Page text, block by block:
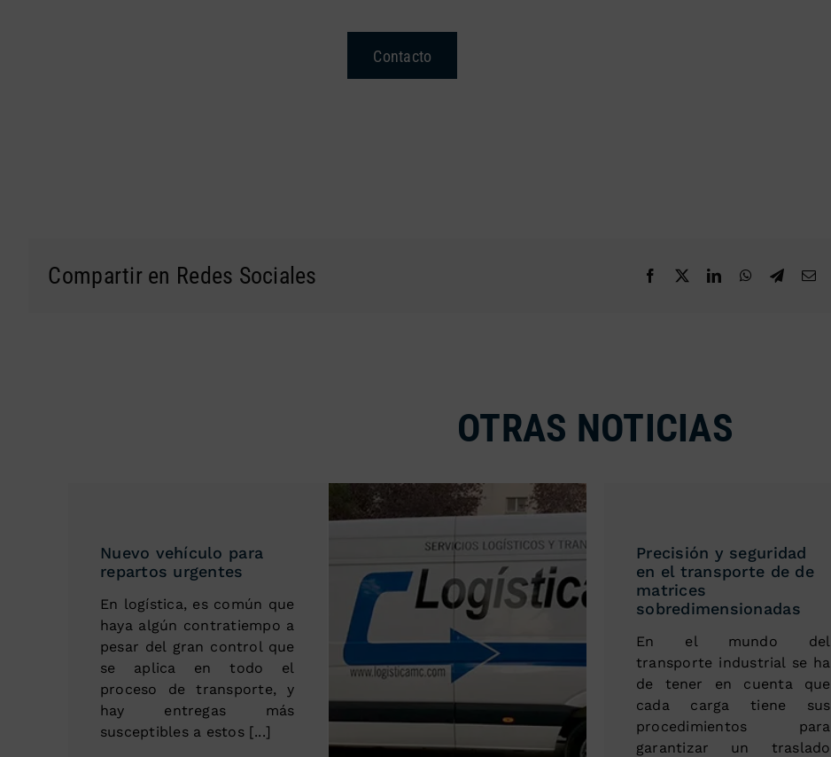
Contacto
Compartir en Redes Sociales
OTRAS NOTICIAS
Nuevo vehículo para
repartos urgentes
En logística, es común que
haya algún contratiempo a
pesar del gran control que
se aplica en todo el
proceso de transporte, y
hay entregas más
susceptibles a estos [...]
Precisión y seguridad
en el transporte de de
matrices
sobredimensionadas
En el mundo del
transporte industrial se ha
de tener en cuenta que
cada carga tiene sus
procedimientos para
garantizar un traslado